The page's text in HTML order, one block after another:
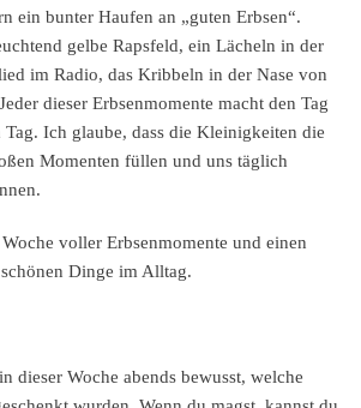
ein bunter Haufen an „guten Erbsen“.
gelbe Rapsfeld, ein Lächeln in der
im Radio, das Kribbeln in der Nase von
dieser Erbsenmomente macht den Tag
Tag. Ich glaube, dass die Kleinigkeiten die
Momenten füllen und uns täglich
voller Erbsenmomente und einen
Dinge im Alltag.
dieser Woche abends bewusst, welche